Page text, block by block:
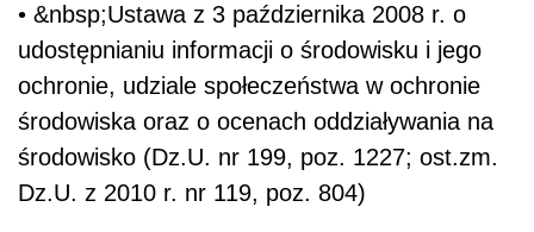
• &nbsp;Ustawa z 3 października 2008 r. o
udostępnianiu informacji o środowisku i jego
ochronie, udziale społeczeństwa w ochronie
środowiska oraz o ocenach oddziaływania na
środowisko (Dz.U. nr 199, poz. 1227; ost.zm.
Dz.U. z 2010 r. nr 119, poz. 804)